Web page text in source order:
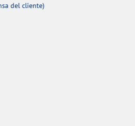
del cliente)